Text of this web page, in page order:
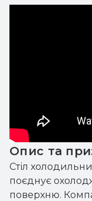
Опис та
Стіл
поєднує
поверхню.